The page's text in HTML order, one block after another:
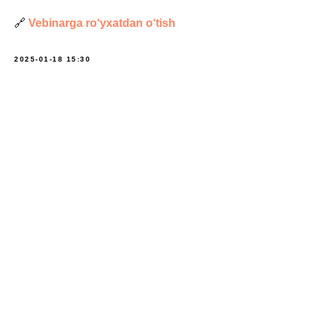
🔗 Vebinarga ro‘yxatdan o‘tish
2025-01-18 15:30